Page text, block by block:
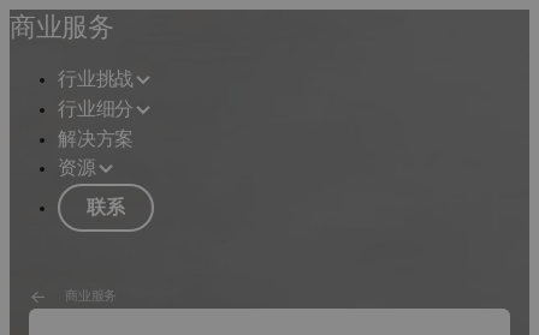
商业服务
行业挑战
行业细分
解决方案
资源
联系
商业服务